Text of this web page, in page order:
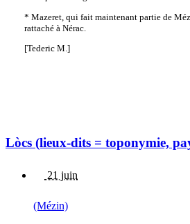
* Mazeret, qui fait maintenant partie de
rattaché à Nérac.
[Tederic M.]
Lòcs (lieux-dits = toponymie,
21 juin
(Mézin)